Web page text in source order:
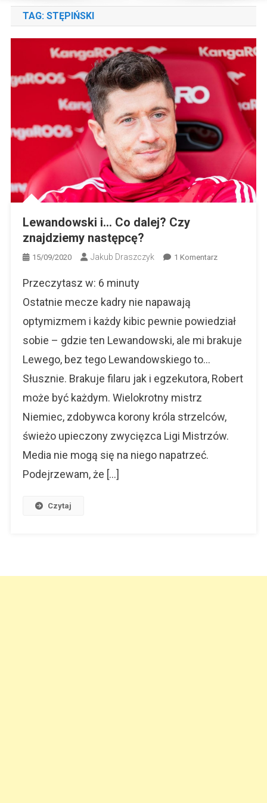
TAG: STĘPIŃSKI
Lewandowski i… Co dalej? Czy
znajdziemy następcę?
15/09/2020 Jakub Draszczyk 1 KomentarzDo
Czy
Znajdziemy
Przeczytasz w: 6 minuty
Ostatnie mecze kadry nie napawają
optymizmem i każdy kibic pewnie powiedział
sobie – gdzie ten Lewandowski, ale mi brakuje
Lewego, bez tego Lewandowskiego to…
Słusznie. Brakuje filaru jak i egzekutora, Robert
może być każdym. Wielokrotny mistrz
Niemiec, zdobywca korony króla strzelców,
świeżo upieczony zwycięzca Ligi Mistrzów.
Media nie mogą się na niego napatrzeć.
Podejrzewam, że […]
Czytaj